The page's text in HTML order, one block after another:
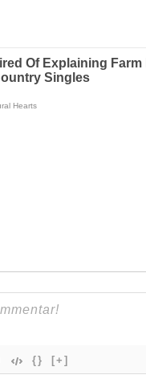
{} [+]